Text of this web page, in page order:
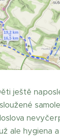
ještě
hygiena